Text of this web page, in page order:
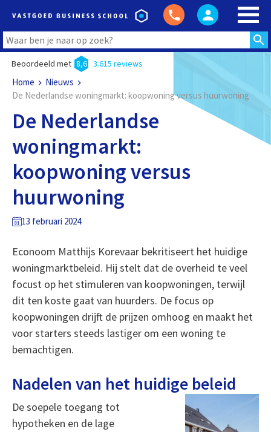
Beoordeeld met 8,6 3.615 reviews
Home
Nieuws
De Nederlandse woningmarkt: koopwoning versus huurwoning
De Nederlandse
woningmarkt:
koopwoning versus
huurwoning
13 februari 2024
Econoom Matthijs Korevaar bekritiseert het huidige
woningmarktbeleid. Hij stelt dat de overheid te veel
focust op het stimuleren van koopwoningen, terwijl
dit ten koste gaat van huurders. De focus op
koopwoningen drijft de prijzen omhoog en maakt het
voor starters steeds lastiger om een woning te
bemachtigen.
Nadelen van het huidige beleid
De soepele toegang tot
hypotheken en de lage